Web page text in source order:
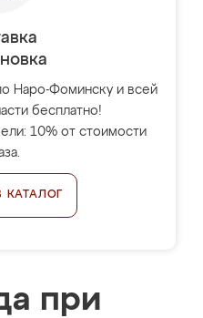
Наро-Фоминску и всей
бесплатно!
10% от стоимости
КАТАЛОГ
при